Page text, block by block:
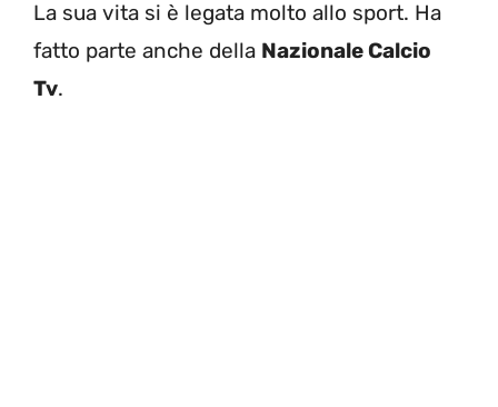
La sua vita si è legata molto allo sport. Ha
fatto parte anche della Nazionale Calcio
Tv.